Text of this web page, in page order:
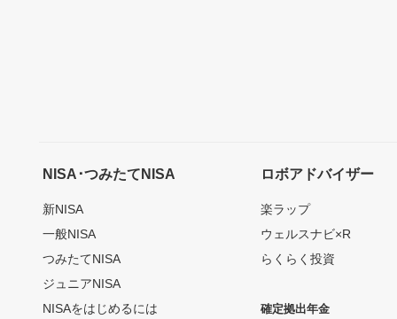
NISA･つみたてNISA
新NISA
一般NISA
つみたてNISA
ジュニアNISA
NISAをはじめるには
ロボアドバイザー
楽ラップ
ウェルスナビ×R
らくらく投資
確定拠出年金